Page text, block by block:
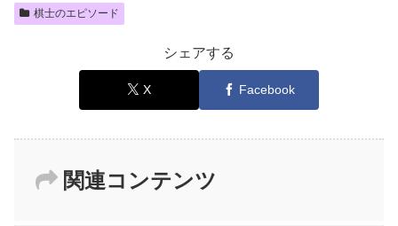
棋士のエピソード
シェアする
X Facebook
関連コンテンツ